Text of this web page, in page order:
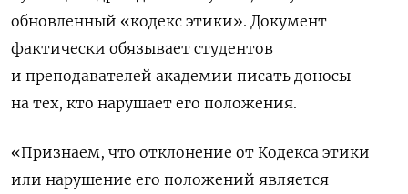
обновленный «кодекс этики». Документ
фактически обязывает студентов
и преподавателей академии писать доносы
на тех, кто нарушает его положения.
«Признаем, что отклонение от Кодекса этики
или нарушение его положений является